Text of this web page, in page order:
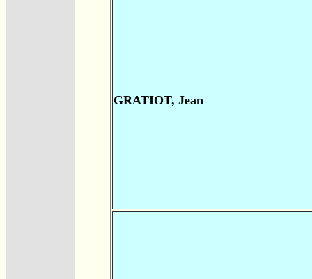
GRATIOT, Jean